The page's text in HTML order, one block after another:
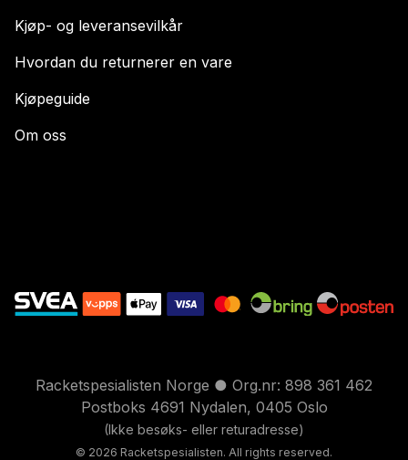
Kjøp- og leveransevilkår
Hvordan du returnerer en vare
Kjøpeguide
Om oss
Racketspesialisten Norge ● Org.nr: 898 361 462
Postboks 4691 Nydalen, 0405 Oslo
(Ikke besøks- eller returadresse)
© 2026 Racketspesialisten. All rights reserved.